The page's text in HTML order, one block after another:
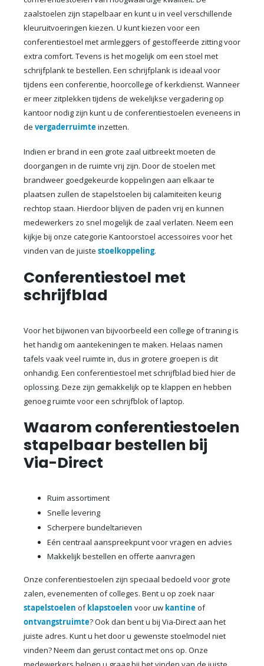
zaalstoelen zijn stapelbaar en kunt u in veel verschillende
kleuruitvoeringen kiezen. U kunt kiezen voor een
conferentiestoel met armleggers of gestoffeerde zitting voor
extra comfort. Tevens is het mogelijk om een stoel met
schrijfplank te bestellen. Een schrijfplank is ideaal voor
tijdens een conferentie, hoorcollege of kerkdienst. Wanneer
er meer zitplekken tijdens de wekelijkse vergadering op
kantoor nodig zijn kunt u de conferentiestoelen eveneens in
de vergaderruimteinzetten.
Indien er brand in een grote zaal uitbreekt moeten de
doorgangen in de ruimte vrij zijn. Door de stoelen met
brandweer goedgekeurde koppelingen aan elkaar te
plaatsen zullen de stapelstoelen bij calamiteiten keurig
rechtop staan. Hierdoor blijven de paden vrij en kunnen
medewerkers zo snel mogelijk de zaal verlaten. Neem een
kijkje bij onze categorie Kantoorstoel accessoires voor het
vinden van de juiste stoelkoppeling.
Conferentiestoel met
schrijfblad
Voor het bijwonen van bijvoorbeeld een college of traning is
het handig om aantekeningen te maken. Helaas namen
tafels vaak veel ruimte in, dus in grotere groepen is dit
onhandig. Een conferentiestoel met schrijfblad bied hier de
oplossing. Deze zijn gemakkelijk op te klappen en hebben
genoeg ruimte voor een schrijfblok of laptop.
Waarom conferentiestoelen
stapelbaar bestellen bij
Via-Direct
Ruim assortiment
Snelle levering
Scherpere bundeltarieven
Eén centraal aanspreekpunt voor vragen en advies
Makkelijk bestellen en offerte aanvragen
Onze conferentiestoelen zijn speciaal bedoeld voor grote
zalen, evenementen of colleges. Bent u op zoek naar
stapelstoelen ofklapstoelen voor uw kantineof
ontvangstruimte? Ook dan bent u bij Via-Direct aan het
juiste adres. Kunt u het door u gewenste stoelmodel niet
vinden? Neem dan gerust contact met ons op. Onze